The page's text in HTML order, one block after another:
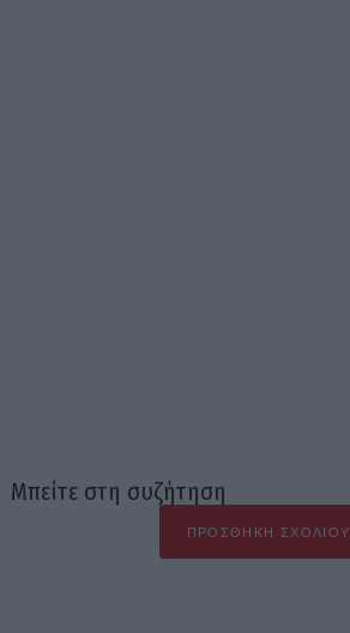
Μπείτε στη συζήτηση
ΠΡΟΣΘΉΚΗ ΣΧΟΛΊΟΥ